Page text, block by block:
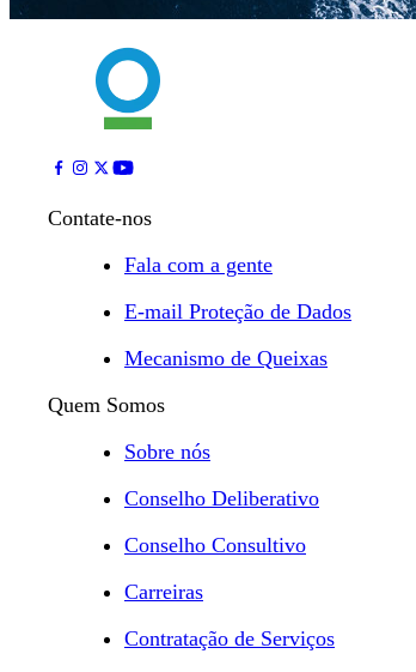
Contate-nos
Fala com a gente
E-mail Proteção de Dados
Mecanismo de Queixas
Quem Somos
Sobre nós
Conselho Deliberativo
Conselho Consultivo
Carreiras
Contratação de Serviços